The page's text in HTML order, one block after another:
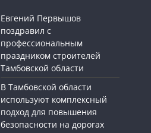
Евгений Первышов
поздравил с
профессиональным
праздником строителей
Тамбовской области
В Тамбовской области
используют комплексный
подход для повышения
безопасности на дорогах